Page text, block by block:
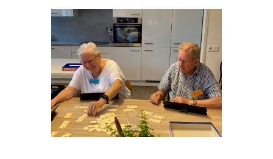
ORGANISATIE
VRIJWILLIGERS & STAGIAIRES
CONTACT